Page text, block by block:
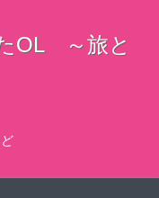
OL ～旅と